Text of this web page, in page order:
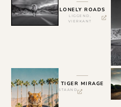
LONELY ROADS
LIGGEND ,
VIERKANT
TIGER MIRAGE
STAAND